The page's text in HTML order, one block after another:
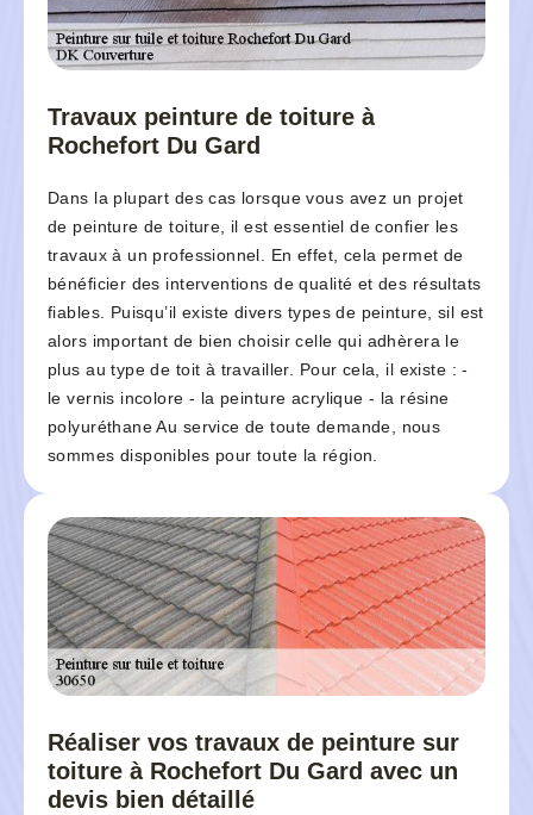
Travaux peinture de toiture à
Rochefort Du Gard
Dans la plupart des cas lorsque vous avez un projet
de peinture de toiture, il est essentiel de confier les
travaux à un professionnel. En effet, cela permet de
bénéficier des interventions de qualité et des résultats
fiables. Puisqu’il existe divers types de peinture, sil est
alors important de bien choisir celle qui adhèrera le
plus au type de toit à travailler. Pour cela, il existe : -
le vernis incolore - la peinture acrylique - la résine
polyuréthane Au service de toute demande, nous
sommes disponibles pour toute la région.
Réaliser vos travaux de peinture sur
toiture à Rochefort Du Gard avec un
devis bien détaillé